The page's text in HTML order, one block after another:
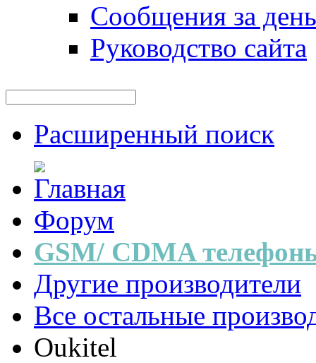
Сообщения за день
Руководство сайта
Расширенный поиск
Форум
GSM/ CDMA
Другие производители
Все остальные
Oukitel